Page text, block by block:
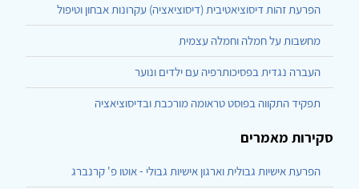
הפרעת זהות דיסוציאטיבית (דיסוציאציה) עקרונות אבחון וטיפול
מחשבות על חמלה וחמלה עצמית
העברה נגדית בפסיכותרפיה עם ילדים ונוער
תפקיד התקווה בפוסט טראומה מורכבת ובדיסוציאציה
סקירות מאמרים
הפרעת אישיות גבולית וארגון אישיות גבולי - אוטו פ' קרנברג